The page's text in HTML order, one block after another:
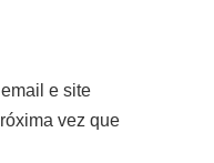
e site
vez que